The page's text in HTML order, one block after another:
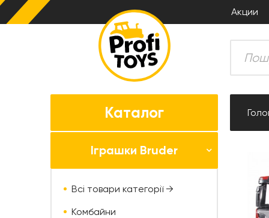
Акции
Каталог
Іграшки Bruder
Всі товари категорії →
Комбайни